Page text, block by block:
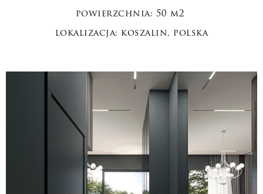
powierzchnia: 50 m2
lokalizacja: koszalin, polska